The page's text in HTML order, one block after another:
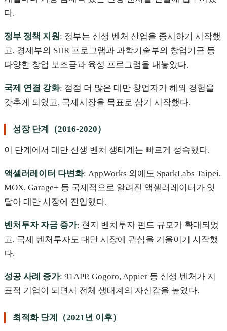
다.
정부 정책 지원: 정부는 신생 벤처 산업을 중시하기 시작했
고, 경제부의 SIIR 프로그램과 과학기술부의 창업기금 등
다양한 창업 보조금과 육성 프로그램을 내놓았다.
국제 연결 강화: 점점 더 많은 대만 창업자가 해외 경험을
갖추게 되었고, 국제시장을 목표로 삼기 시작했다.
성장 단계（2016-2020）
이 단계에서 대만 신생 벤처 생태계는 빠르게 성숙했다.
액셀러레이터 다변화: AppWorks 외에도 SparkLabs Taipei,
MOX, Garage+ 등 국제적으로 알려진 액셀러레이터가 잇
달아 대만 시장에 진입했다.
벤처투자 자금 증가: 현지 벤처투자 펀드 규모가 확대되었
고, 국제 벤처투자도 대만 시장에 관심을 기울이기 시작했
다.
성공 사례 증가: 91APP, Gogoro, Appier 등 신생 벤처가 지
표적 기업이 되면서 전체 생태계의 자신감을 높였다.
최적화 단계（2021년 이후）